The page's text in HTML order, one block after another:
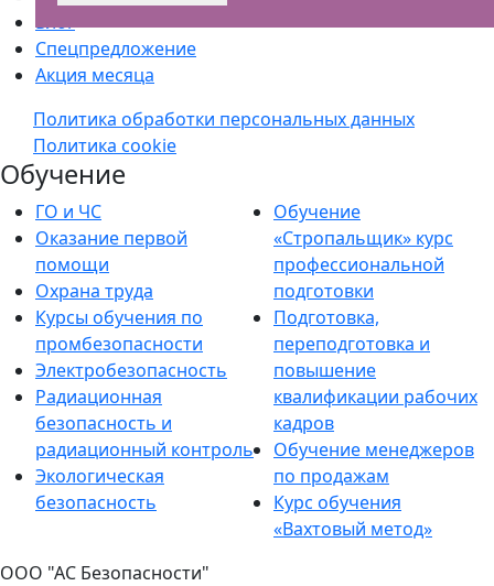
Блог
Спецпредложение
Акция месяца
Политика обработки персональных данных
Политика cookie
Обучение
ГО и ЧС
Оказание первой
помощи
Охрана труда
Курсы обучения по
промбезопасности
Электробезопасность
Радиационная
безопасность и
радиационный контроль
Экологическая
безопасность
Обучение
«Стропальщик» курс
профессиональной
подготовки
Подготовка,
переподготовка и
повышение
квалификации рабочих
кадров
Обучение менеджеров
по продажам
Курс обучения
«Вахтовый метод»
ООО "АС Безопасности"